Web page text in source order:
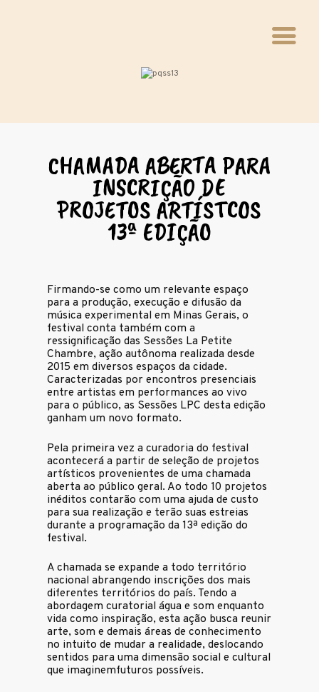
QUEM FAZ
WEBINÁRIO
PAVILHÃO
BLOCO
INSTALAÇÃO
FOTOS
CHAMADA ABERTA PARA
INSCRIÇÃO DE
PROJETOS ARTÍSTCOS
13ª EDIÇÃO
Firmando-se como um relevante espaço
para a produção, execução e difusão da
música experimental em Minas Gerais, o
festival conta também com a
ressignificação das Sessões La Petite
Chambre, ação autônoma realizada desde
2015 em diversos espaços da cidade.
Caracterizadas por encontros presenciais
entre artistas em performances ao vivo
para o público, as Sessões LPC desta edição
ganham um novo formato.
Pela primeira vez a curadoria do festival
acontecerá a partir de seleção de projetos
artísticos provenientes de uma chamada
aberta ao público geral. Ao todo 10 projetos
inéditos contarão com uma ajuda de custo
para sua realização e terão suas estreias
durante a programação da 13ª edição do
festival.
A chamada se expande a todo território
nacional abrangendo inscrições dos mais
diferentes territórios do país. Tendo a
abordagem curatorial água e som enquanto
vida como inspiração, esta ação busca reunir
arte, som e demais áreas de conhecimento
no intuito de mudar a realidade, deslocando
sentidos para uma dimensão social e cultural
que imaginemfuturos possíveis.